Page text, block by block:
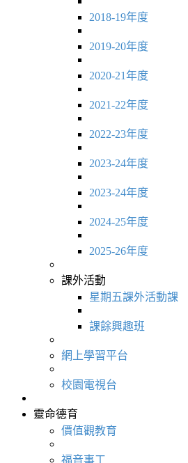
2018-19年度
2019-20年度
2020-21年度
2021-22年度
2022-23年度
2023-24年度
2023-24年度
2024-25年度
2025-26年度
課外活動
星期五課外活動課
課餘興趣班
網上學習平台
校園電視台
靈命德育
價值觀教育
福音事工